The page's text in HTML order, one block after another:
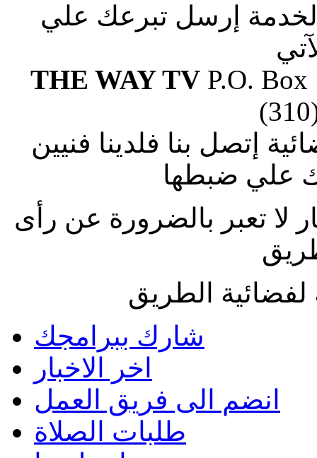
إرسل تبرعك علي
THE WAY TVP.O. Box
إتصل بنا فلدينا فنيين
علي ضبطها
لا تعبر بالضرورة عن رأى
الطريق
شارك ببرامجك
اخر الاخبار
انضم الى فريق العمل
طلبات الصلاة